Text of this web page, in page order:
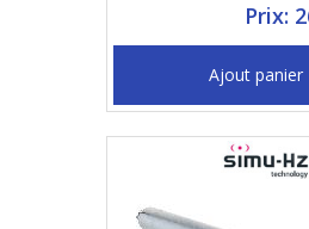
Prix:
Ajout panier